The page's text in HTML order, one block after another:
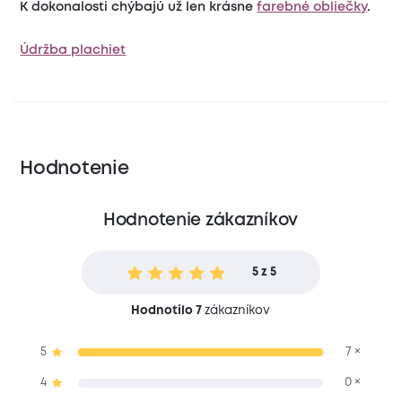
K dokonalosti chýbajú už len krásnefarebné obliečky.
Údržba plachiet
Hodnotenie
Hodnotenie zákazníkov
5 z 5
Hodnotilo 7 zákazníkov
5 7 ×
4 0 ×